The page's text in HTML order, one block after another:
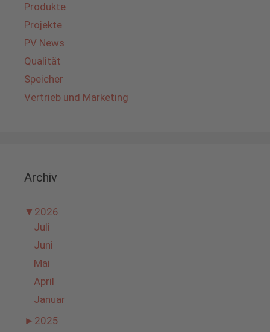
Produkte
Projekte
PV News
Qualität
Speicher
Vertrieb und Marketing
Archiv
▼ 2026
Juli
Juni
Mai
April
Januar
► 2025